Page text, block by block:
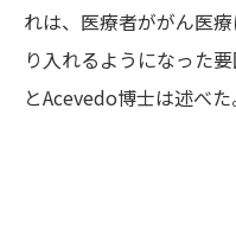
れは、医療者ががん医
り入れるようになった
とAcevedo博士は述べた